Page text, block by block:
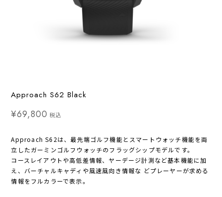
Approach S62 Black
¥69,800 税込
Approach S62は、最先端ゴルフ機能とスマートウォッチ機能を両
立したガーミンゴルフウォッチのフラッグシップモデルです。
コースレイアウトや高低差情報、ヤーデージ計測など基本機能に加
え、バーチャルキャディや風速風向き情報な どプレーヤーが求める
情報をフルカラーで表示。